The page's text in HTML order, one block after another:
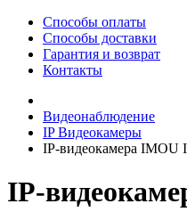
Способы оплаты
Способы доставки
Гарантия и возврат
Контакты
Видеонаблюдение
IP Видеокамеры
IP-видеокамера IMOU
IP-